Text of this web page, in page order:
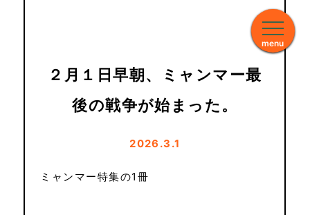
menu
２月１日早朝、ミャンマー最
後の戦争が始まった。
2026.3.1
ミャンマー特集の1冊